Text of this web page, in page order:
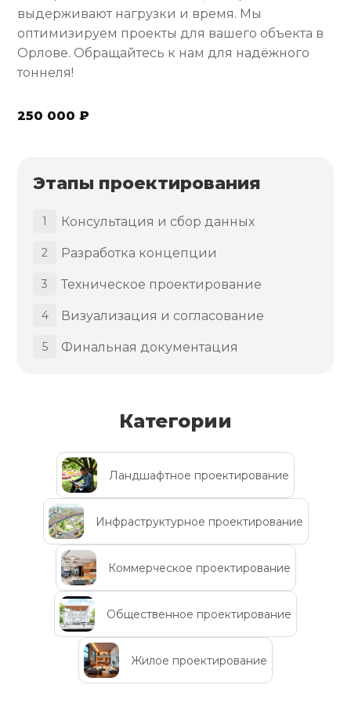
выдерживают нагрузки и время. Мы
оптимизируем проекты для вашего объекта в
Орлове. Обращайтесь к нам для надёжного
тоннеля!
250 000 ₽
Этапы проектирования
1 Консультация и сбор данных
2 Разработка концепции
3 Техническое проектирование
4 Визуализация и согласование
5 Финальная документация
Категории
Ландшафтное проектирование
Инфраструктурное проектирование
Коммерческое проектирование
Общественное проектирование
Жилое проектирование